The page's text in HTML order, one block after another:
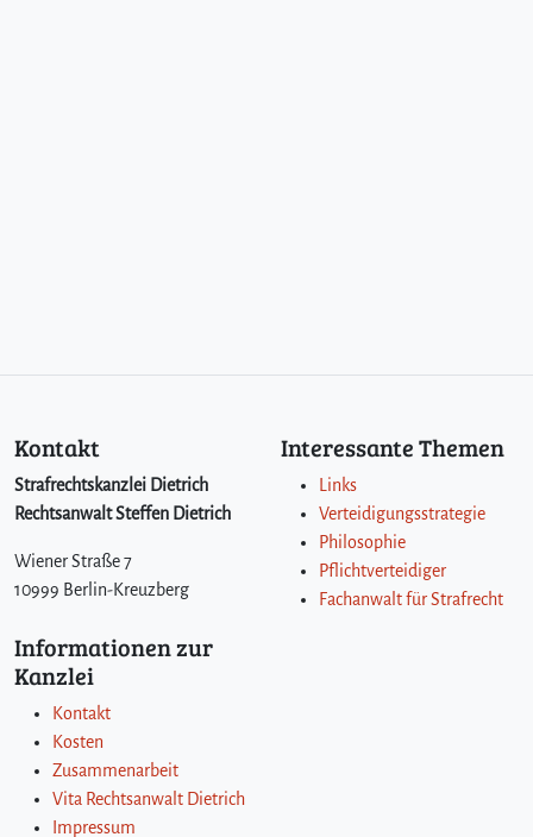
Kontakt
Strafrechtskanzlei Dietrich
Rechtsanwalt Steffen Dietrich
Wiener Straße 7
10999 Berlin-Kreuzberg
Interessante Themen
Links
Verteidigungsstrategie
Philosophie
Pflichtverteidiger
Fachanwalt für Strafrecht
Informationen zur
Kanzlei
Kontakt
Kosten
Zusammenarbeit
Vita Rechtsanwalt Dietrich
Impressum